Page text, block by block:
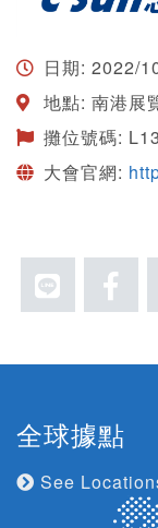
日期: 2022/
地點: 南港展
攤位號碼:
大會官網:
全球據點
See